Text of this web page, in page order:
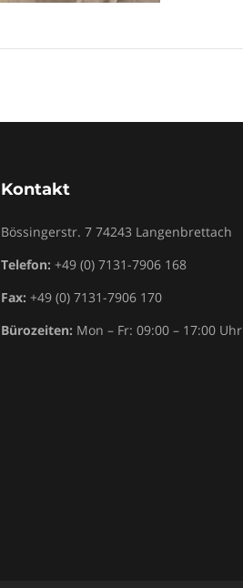
Kontakt
Bössingerstr. 7 74243 Langenbrettach
Telefon: +49 (0) 7131-7906 168
Fax: +49 (0) 7131-7906 170
Bürozeiten: Mon – Fr: 09:00 – 17:00 Uhr